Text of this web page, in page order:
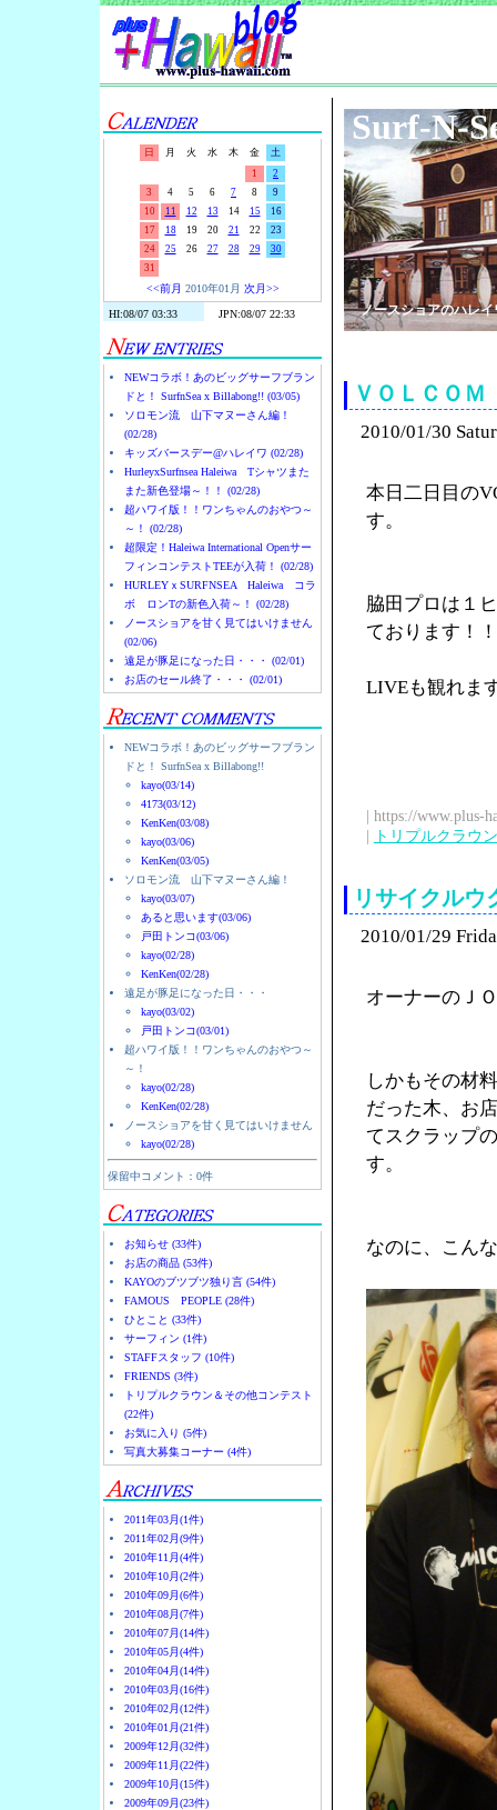
日 月 火 水 木 金
土
1
2
3
4 5 6 7 8
9
10
11 12 13 14 15
16
17
18 19 20 21 22
23
24
25 26 27 28 29
30
31
<<前月 2010年01月 次月>>
NEWコラボ！あのビッグサーフブラン
ドと！ SurfnSea x Billabong!! (03/05)
ソロモン流 山下マヌーさん編！
(02/28)
キッズバースデー@ハレイワ (02/28)
HurleyxSurfnsea Haleiwa Tシャツまた
また新色登場～！！ (02/28)
超ハワイ版！！ワンちゃんのおやつ～
～！ (02/28)
超限定！Haleiwa International Openサー
フィンコンテストTEEが入荷！ (02/28)
HURLEYｘSURFNSEA Haleiwa コラ
ボ ロンTの新色入荷～！ (02/28)
ノースショアを甘く見てはいけません
(02/06)
遠足が豚足になった日・・・ (02/01)
お店のセール終了・・・ (02/01)
NEWコラボ！あのビッグサーフブラン
ドと！ SurfnSea x Billabong!!
kayo(03/14)
4173(03/12)
KenKen(03/08)
kayo(03/06)
KenKen(03/05)
ソロモン流 山下マヌーさん編！
kayo(03/07)
あると思います(03/06)
戸田トンコ(03/06)
kayo(02/28)
KenKen(02/28)
遠足が豚足になった日・・・
kayo(03/02)
戸田トンコ(03/01)
超ハワイ版！！ワンちゃんのおやつ～
～！
kayo(02/28)
KenKen(02/28)
ノースショアを甘く見てはいけません
kayo(02/28)
保留中コメント：0件
お知らせ (33件)
お店の商品 (53件)
KAYOのブツブツ独り言 (54件)
FAMOUS PEOPLE (28件)
ひとこと (33件)
サーフィン (1件)
STAFFスタッフ (10件)
FRIENDS (3件)
トリプルクラウン＆その他コンテスト
(22件)
お気に入り (5件)
写真大募集コーナー (4件)
2011年03月(1件)
2011年02月(9件)
2010年11月(4件)
2010年10月(2件)
2010年09月(6件)
2010年08月(7件)
2010年07月(14件)
2010年05月(4件)
2010年04月(14件)
2010年03月(16件)
2010年02月(12件)
2010年01月(21件)
2009年12月(32件)
2009年11月(22件)
2009年10月(15件)
2009年09月(23件)
Surf-N-
ノースショアのハレ
ＶＯＬＣＯ
2010/01/30
本日二日目の
す。
脇田プロは１
ております！！
LIVEも観れま
| https://www.plus-
|
トリプルクラウ
リサイクル
2010/01/29
オーナーのＪ
しかもその材
だった木、お
てスクラップ
す。
なのに、こん